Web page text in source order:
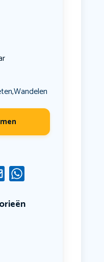
,Wandelen